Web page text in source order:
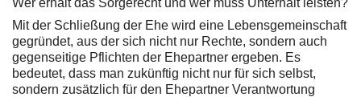
Mit der Schließung der Ehe wird eine Lebensgemeinschaft
gegründet, aus der sich nicht nur Rechte, sondern auch
gegenseitige Pflichten der Ehepartner ergeben. Es
bedeutet, dass man zukünftig nicht nur für sich selbst,
sondern zusätzlich für den Ehepartner Verantwortung